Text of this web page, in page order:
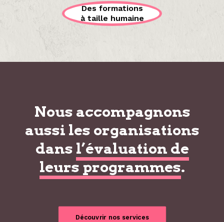
Des formations
à taille humaine
Nous accompagnons
aussi les organisations
dans l’évaluation de
leurs programmes.
Découvrir nos services